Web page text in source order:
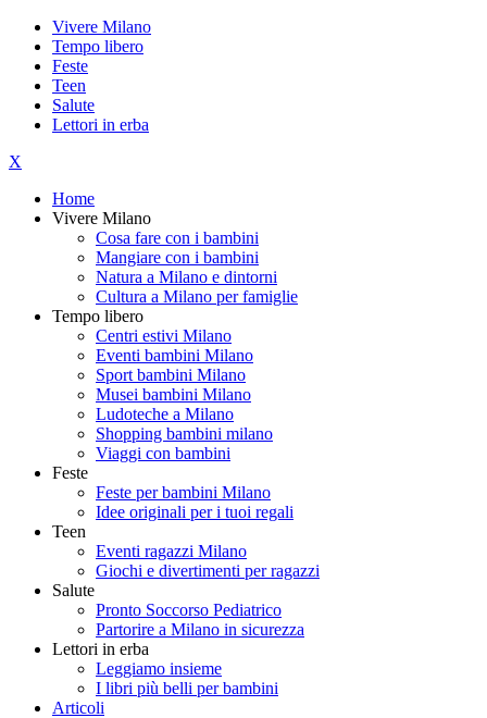
Vivere Milano
Tempo libero
Feste
Teen
Salute
Lettori in erba
X
Home
Vivere Milano
Cosa fare con i bambini
Mangiare con i bambini
Natura a Milano e dintorni
Cultura a Milano per famiglie
Tempo libero
Centri estivi Milano
Eventi bambini Milano
Sport bambini Milano
Musei bambini Milano
Ludoteche a Milano
Shopping bambini milano
Viaggi con bambini
Feste
Feste per bambini Milano
Idee originali per i tuoi regali
Teen
Eventi ragazzi Milano
Giochi e divertimenti per ragazzi
Salute
Pronto Soccorso Pediatrico
Partorire a Milano in sicurezza
Lettori in erba
Leggiamo insieme
I libri più belli per bambini
Articoli